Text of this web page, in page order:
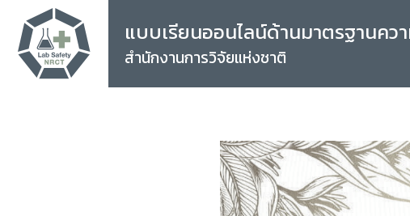
แบบเรียนออนไลน์ด้านมาตรฐานค
สำนักงานการวิจัยแห่งชาติ